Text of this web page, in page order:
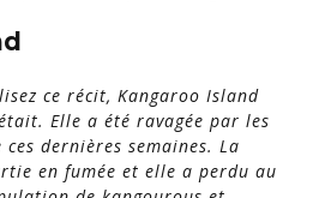
ce récit, Kangaroo Island
Elle a été ravagée par les
dernières semaines. La
en fumée et elle a perdu au